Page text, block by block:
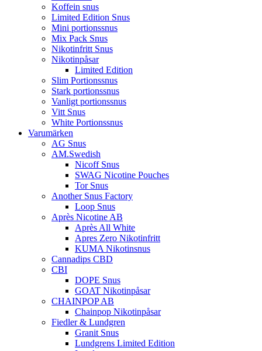
Koffein snus
Limited Edition Snus
Mini portionssnus
Mix Pack Snus
Nikotinfritt Snus
Nikotinpåsar
Limited Edition
Slim Portionssnus
Stark portionssnus
Vanligt portionssnus
Vitt Snus
White Portionssnus
Varumärken
AG Snus
AM.Swedish
Nicoff Snus
SWAG Nicotine Pouches
Tor Snus
Another Snus Factory
Loop Snus
Après Nicotine AB
Après All White
Apres Zero Nikotinfritt
KUMA Nikotinsnus
Cannadips CBD
CBI
DOPE Snus
GOAT Nikotinpåsar
CHAINPOP AB
Chainpop Nikotinpåsar
Fiedler & Lundgren
Granit Snus
Lundgrens Limited Edition